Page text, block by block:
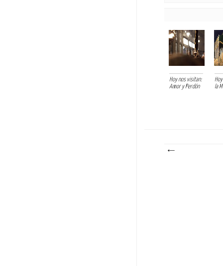
Hoy nos visitan:
Amor y Perdón
la